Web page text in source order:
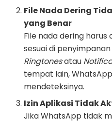
File Nada Dering
yang Benar
File nada dering
sesuai di
Ringtonesatau
tempat lain,
mendeteksinya.
Izin Aplikasi Tidak
Jika WhatsApp tidak